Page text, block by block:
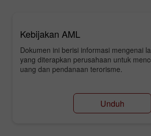
Kebijakan AML
Dokumen ini berisi informasi mengenai
yang diterapkan perusahaan untuk
uang dan pendanaan terorisme.
Unduh